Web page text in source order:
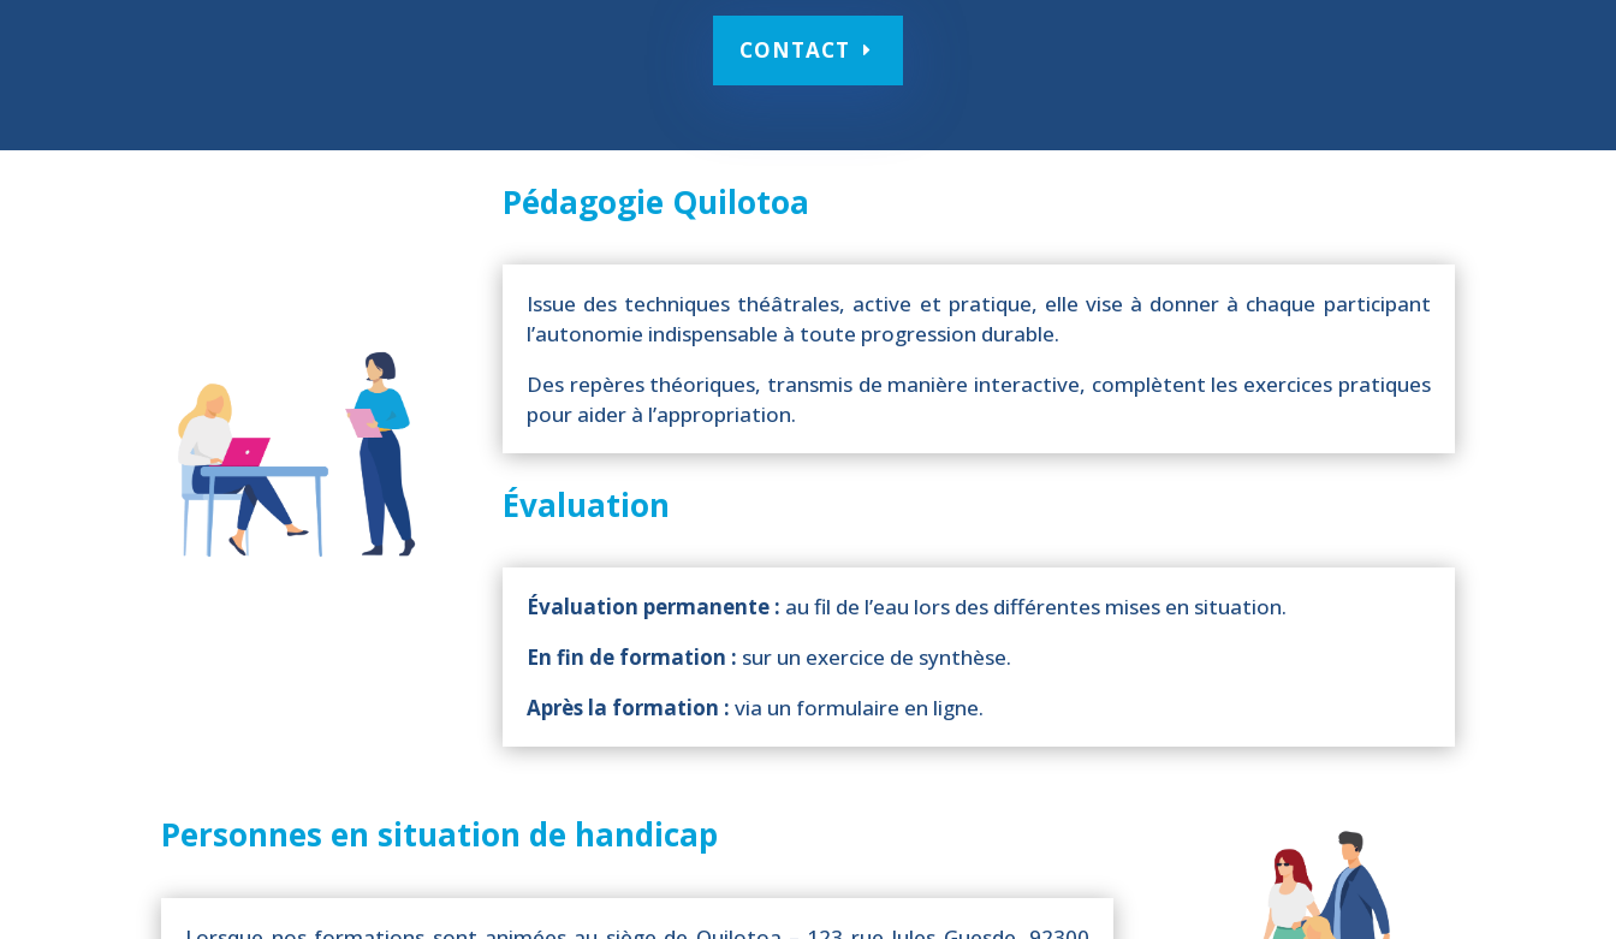
CONTACT
Pédagogie Quilotoa
Issue des techniques théâtrales, active et pratique, elle vise à donner à chaque participant
l’autonomie indispensable à toute progression durable.
Des repères théoriques, transmis de manière interactive, complètent les exercices pratiques
pour aider à l’appropriation.
Évaluation
Évaluation permanente : au fil de l’eau lors des différentes mises en situation.
En fin de formation : sur un exercice de synthèse.
Après la formation : via un formulaire en ligne.
Personnes en situation de handicap